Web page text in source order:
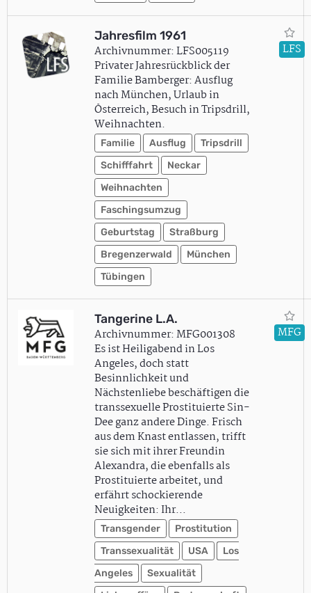
Jahresfilm 1961
Archivnummer: LFS005119
Privater Jahresrückblick der
Familie Bamberger: Ausflug
nach München, Urlaub in
Österreich, Besuch in Tripsdrill,
Weihnachten.
Familie Ausflug
Tripsdrill
Schifffahrt
Neckar
Weihnachten
Faschingsumzug
Geburtstag
Straßburg
Bregenzerwald
München
Tübingen
LFS
Tangerine L.A.
Archivnummer: MFG001308
Es ist Heiligabend in Los
Angeles, doch statt
Besinnlichkeit und
Nächstenliebe beschäftigen die
transsexuelle Prostituierte Sin-
Dee ganz andere Dinge. Frisch
aus dem Knast entlassen, trifft
sie sich mit ihrer Freundin
Alexandra, die ebenfalls als
Prostituierte arbeitet, und
erfährt schockierende
Neuigkeiten: Ihr…
Transgender
Prostitution
Transsexualität
USA
Los
Angeles
Sexualität
MFG